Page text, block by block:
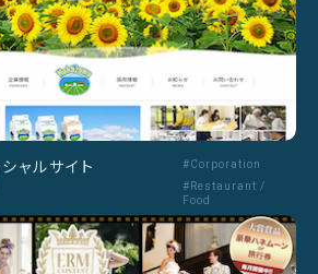
ャルサイト
#Corporation
#Restaurant /
Food